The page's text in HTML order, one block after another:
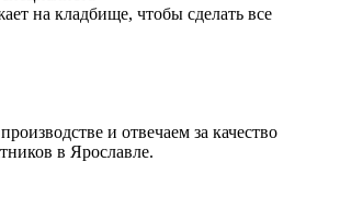
на кладбище, чтобы сделать все
и отвечаем за качество
в Ярославле.